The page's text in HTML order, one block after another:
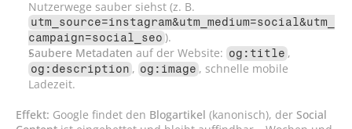
utm_source=instagram&utm_medium=social&utm_
campaign=social_seo ).
Saubere Metadaten auf der Website: og:title
og:description , og:image , schnelle mobile
Ladezeit.
Effekt: Google findet den Blogartikel (kanonisch), der Social